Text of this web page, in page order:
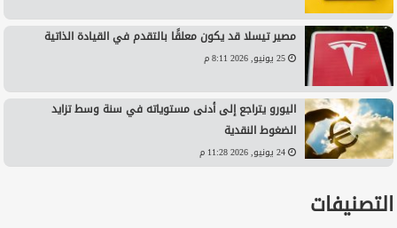
مصير تيسلا قد يكون معلقًا بالتقدم في القيادة الذاتية
25 يونيو, 2026 8:11 م
اليورو يتراجع إلى أدنى مستوياته في سنة وسط تزايد
الضغوط النقدية
24 يونيو, 2026 11:28 م
التصنيفات